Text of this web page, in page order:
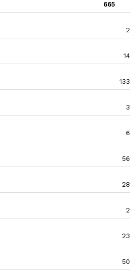
665
2
14
133
3
6
56
28
2
23
50